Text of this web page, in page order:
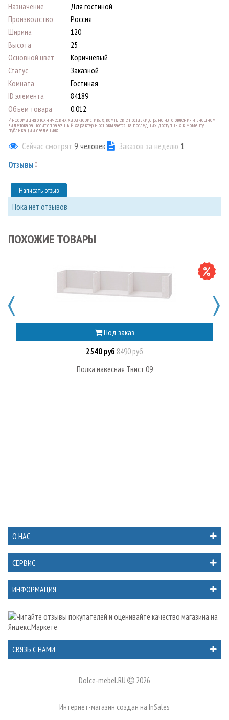
Назначение
Для гостиной
Производство
Россия
Ширина
120
Высота
25
Основной цвет
Коричневый
Статус
Заказной
Комната
Гостиная
ID элемента
84189
Объем товара
0.012
Информация о технических характеристиках, комплекте поставки, стране изготовления и внешнем
виде товара носит справочный характер и основывается на последних доступных к моменту
публикации сведениях
Сейчас смотрят 9 человек Заказов за неделю 1
Отзывы 0
Написать отзыв
Пока нет отзывов
ПОХОЖИЕ ТОВАРЫ
Под заказ
2540 руб 8490 руб
Полка навесная Твист 09
О НАС
СЕРВИС
ИНФОРМАЦИЯ
СВЯЗЬ С НАМИ
Dolce-mebel.RU 2026
Интернет-магазин создан на InSales